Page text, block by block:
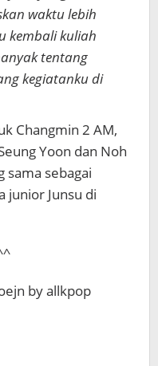
waktu lebih
kembali kuliah
tentang
kegiatanku di
Changmin 2 AM,
Yoon dan Noh
sama sebagai
junior Junsu di
by allkpop